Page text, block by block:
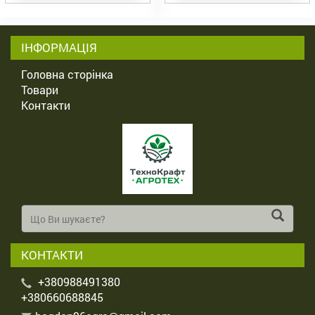
ІНФОРМАЦІЯ
Головна сторінка
Товари
Контакти
КОНТАКТИ
+380988491380
+380660688845